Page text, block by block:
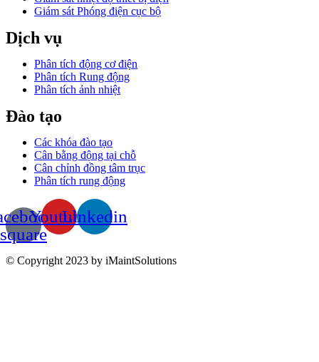
Giám sát Phóng điện cục bộ
Dịch vụ
Phân tích động cơ điện
Phân tích Rung động
Phân tích ảnh nhiệt
Đào tạo
Các khóa đào tạo
Cân bằng động tại chỗ
Cân chỉnh đồng tâm trục
Phân tích rung động
square
YoutubeLinkedin
© Copyright 2023 by iMaintSolutions